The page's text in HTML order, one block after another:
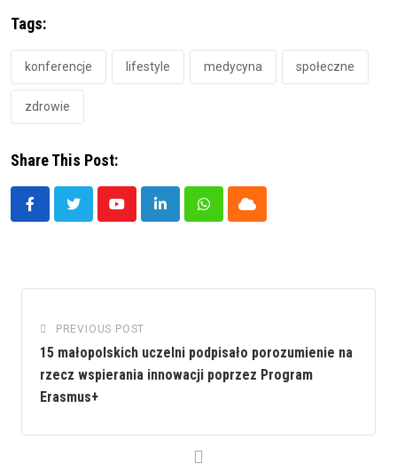
Tags:
konferencje lifestyle medycyna społeczne
zdrowie
Share This Post:
YoutubeLinkedInWhatsappCloud
PREVIOUS POST
15 małopolskich uczelni podpisało porozumienie na
rzecz wspierania innowacji poprzez Program
Erasmus+